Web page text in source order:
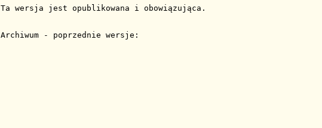
Ta wersja jest opublikowana i obowiązująca.
Archiwum - poprzednie wersje: